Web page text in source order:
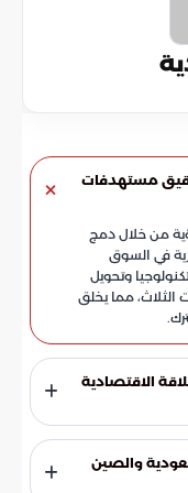
مستهدفات
من خلال دمج
في السوق
وتحويل
الثلاث، مما يخلق
الاقتصادية
إلى مرحلة
على صياغة توازن
المحلية
والصين